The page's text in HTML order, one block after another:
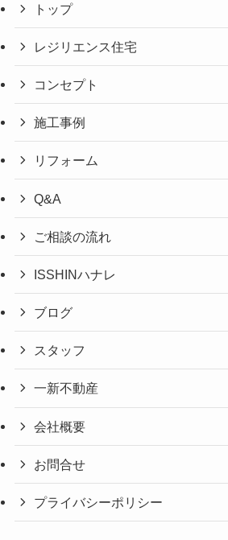
トップ
レジリエンス住宅
コンセプト
施工事例
リフォーム
Q&A
ご相談の流れ
ISSHINハナレ
ブログ
スタッフ
一新不動産
会社概要
お問合せ
プライバシーポリシー